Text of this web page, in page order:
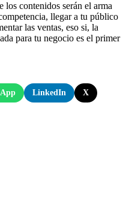
los contenidos serán el arma
llegar a tu público
las ventas, eso si, la
para tu negocio es el primer
LinkedIn X